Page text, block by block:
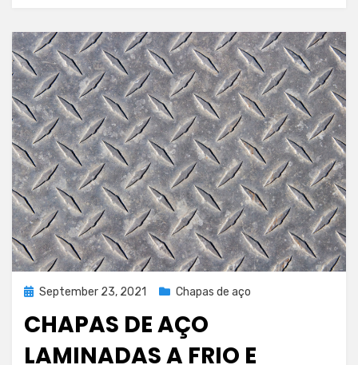
Posted
September 23, 2021 Chapas de aço
CHAPAS DE AÇO
LAMINADAS A FRIO E